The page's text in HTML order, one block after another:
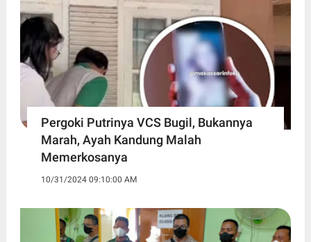
Pergoki Putrinya VCS Bugil, Bukannya
Marah, Ayah Kandung Malah
Memerkosanya
10/31/2024 09:10:00 AM